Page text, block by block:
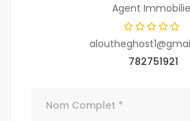
Agent
782751921